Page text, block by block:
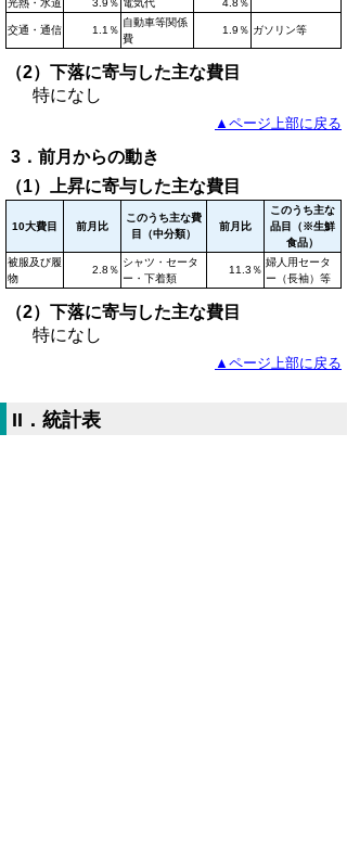
光熱・水道
3.9％ 電気代 4.8％
交通・通信 1.1％
自動車等関係
費
1.9％ ガソリン等
（2）下落に寄与した主な費目
特になし
▲ページ上部に戻る
3．前月からの動き
（1）上昇に寄与した主な費目
10大費目 前月比
このうち主な費
目（中分類）
前月比
このうち主な
品目（※生鮮
食品）
被服及び履
物
2.8％
シャツ・セータ
ー・下着類
11.3％
婦人用セータ
ー（長袖）等
（2）下落に寄与した主な費目
特になし
▲ページ上部に戻る
II．統計表